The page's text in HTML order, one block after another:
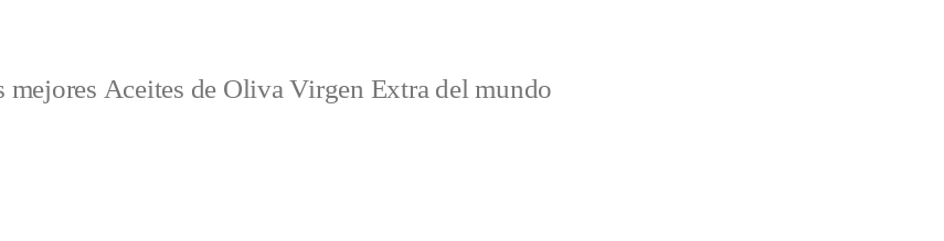
mejores Aceites de Oliva Virgen Extra del mundo